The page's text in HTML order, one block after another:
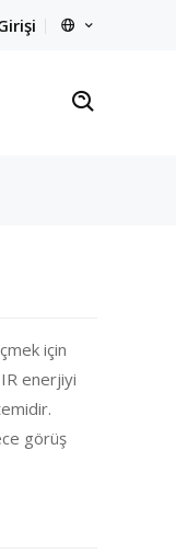
için
enerjiyi
görüş